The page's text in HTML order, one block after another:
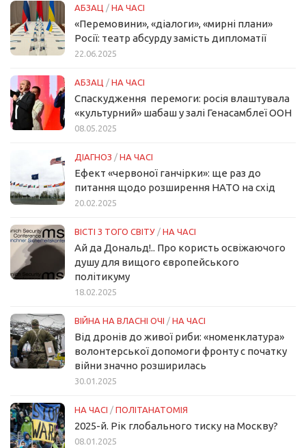
АБЗАЦ / НА ЧАСІ
«Перемовини», «діалоги», «мирні плани»
Росії: театр абсурду замість дипломатії
22.06.2025
АБЗАЦ / НА ЧАСІ
Спаскудження перемоги: росія влаштувала
«культурний» шабаш у залі Генасамблеї ООН
08.05.2025
ДІАГНОЗ / НА ЧАСІ
Ефект «червоної ганчірки»: ще раз до
питання щодо розширення НАТО на схід
20.02.2025
ВІСТІ З ТОГО СВІТУ / НА ЧАСІ
Ай да Дональд!.. Про користь освіжаючого
душу для вищого європейського
політикуму
18.02.2025
ВІЙНА НА ВЛАСНІ ОЧІ / НА ЧАСІ
Від дронів до живої риби: «номенклатура»
волонтерської допомоги фронту с початку
війни значно розширилась
30.01.2025
НА ЧАСІ / ПОЛІТАНАТОМІЯ
2025-й. Рік глобального тиску на Москву?
08.01.2025